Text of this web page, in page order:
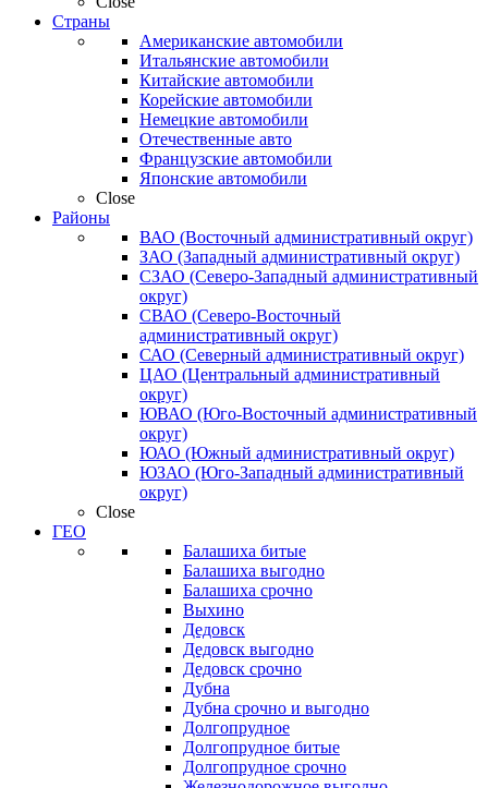
Страны
Американские автомобили
Итальянские автомобили
Китайские автомобили
Корейские автомобили
Немецкие автомобили
Отечественные авто
Французские автомобили
Японские автомобили
Close
Районы
ВАО (Восточный административный округ)
ЗАО (Западный административный округ)
СЗАО (Северо-Западный административный
округ)
СВАО (Северо-Восточный
административный округ)
САО (Северный административный округ)
ЦАО (Центральный административный
округ)
ЮВАО (Юго-Восточный административный
округ)
ЮАО (Южный административный округ)
ЮЗАО (Юго-Западный административный
округ)
Close
ГЕО
Балашиха битые
Балашиха выгодно
Балашиха срочно
Выхино
Дедовск
Дедовск выгодно
Дедовск срочно
Дубна
Дубна срочно и выгодно
Долгопрудное
Долгопрудное битые
Долгопрудное срочно